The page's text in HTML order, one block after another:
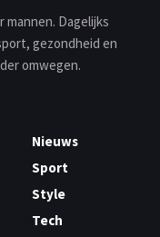
mannen. Dagelijks
gezondheid en
omwegen.
Nieuws
Sport
Style
Tech